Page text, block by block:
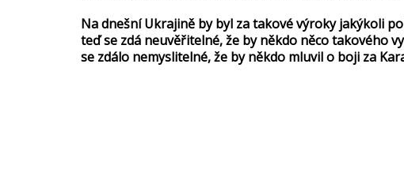
Na dnešní Ukrajině by byl za takové výroky jakýkoli
teď se zdá neuvěřitelné, že by někdo něco takového
se zdálo nemyslitelné, že by někdo mluvil o boji za